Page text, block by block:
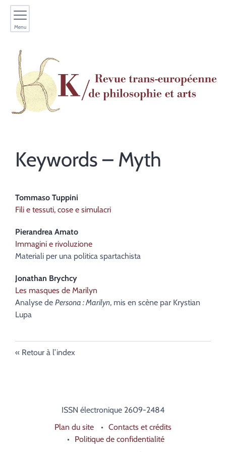
Menu
Keywords – Myth
Tommaso Tuppini
Fili e tessuti, cose e simulacri
Pierandrea Amato
Immagini e rivoluzione
Materiali per una politica spartachista
Jonathan Brychcy
Les masques de Marilyn
Analyse de Persona : Marilyn, mis en scène par Krystian
Lupa
Retour à l’index
ISSN électronique 2609-2484
Plan du site
Contacts et crédits
Politique de confidentialité